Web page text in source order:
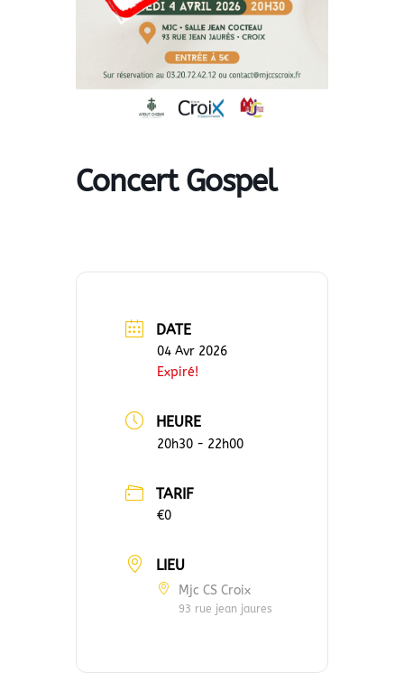
Concert Gospel
DATE
04 Avr 2026
Expiré!
HEURE
20h30 - 22h00
TARIF
€0
LIEU
Mjc CS Croix
93 rue jean jaures